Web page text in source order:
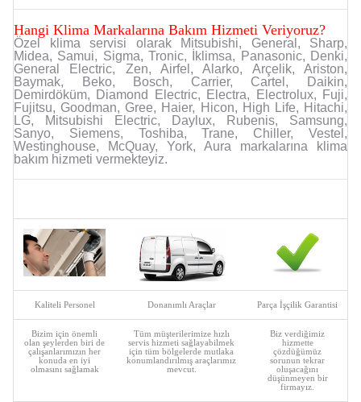
Hangi Klima Markalarına Bakım Hizmeti Veriyoruz?
Özel klima servisi olarak Mitsubishi, General, Sharp,
Midea, Samui, Sigma, Tronic, İklimsa, Panasonic, Denki,
General Electric, Zen, Airfel, Alarko, Arçelik, Ariston,
Baymak, Beko, Bosch, Carrier, Cartel, Daikin,
Demirdöküm, Diamond Electric, Electra, Electrolux, Fuji,
Fujitsu, Goodman, Gree, Haier, Hicon, High Life, Hitachi,
LG, Mitsubishi Electric, Daylux, Rubenis, Samsung,
Sanyo, Siemens, Toshiba, Trane, Chiller, Vestel,
Westinghouse, McQuay, York, Aura markalarına klima
bakım hizmeti vermekteyiz.
Kaliteli Personel Donanımlı Araçlar Parça İşçilik Garantisi
Bizim için önemli
olan şeylerden biri de
çalışanlarımızın her
konuda en iyi
olmasını sağlamak
Tüm müşterilerimize hızlı
servis hizmeti sağlayabilmek
için tüm bölgelerde mutlaka
konumlandırılmış araçlarımız
mevcut.
Biz verdiğimiz
hizmette
çözdüğümüz
sorunun tekrar
oluşacağını
düşünmeyen bir
firmayız.